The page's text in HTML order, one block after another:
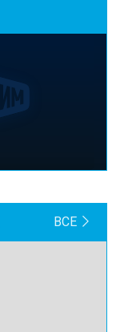
ВСЕ